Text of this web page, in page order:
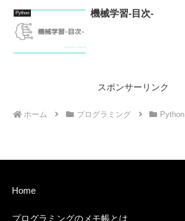
Python 機械学習-目次-
スポンサーリンク
ホーム プログラミング Python
Home
プログラミングのメモ帳とは